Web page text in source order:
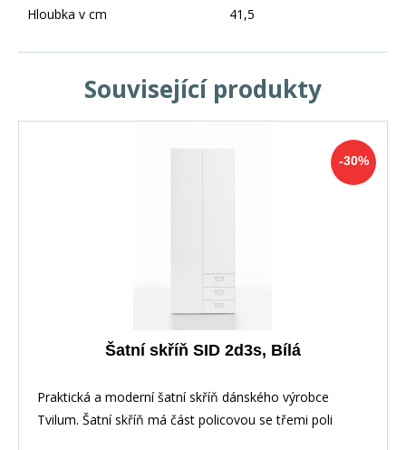
Hloubka v cm 41,5
Související produkty
-30%
Šatní skříň SID 2d3s, Bílá
Praktická a moderní šatní skříň dánského výrobce
Tvilum. Šatní skříň má část policovou se třemi poli